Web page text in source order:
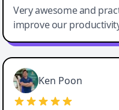
Very awesome and
improve our
Ken Poon